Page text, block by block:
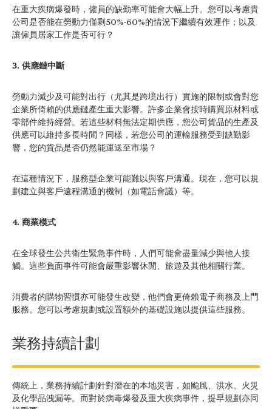
在重大疾病爆發時，僱員的缺勤率可能會大幅上升。您可以考慮貴
公司是否能在勞動力僅剩50%-60%的情況下繼續有效運作；以及
讓僱員居家工作是否可行？
3. 供應鏈中斷
勞動力減少及可能對出行（尤其是跨境出行）實施的限制或會對您
企業所倚賴的供應鏈產生重大影響。許多企業會按時購買原材料或
零部件維持經營。若這些材料無法定期供應，您公司貨品的生產及
供應可以維持多長時間？同樣，若您公司的運輸服務受到缺勤影
響，您的貨品是否仍然能運送至市場？
在這種情況下，服務型企業可能難以與客戶溝通。現在，您可以規
劃建立與客戶遠程溝通的機制（如電話會議）等。
4. 商業模式
在全球發生公共衛生緊急事件時，人們可能會盡量減少與他人接
觸。這些負面事件可能會嚴重影響休閒、旅遊及其他相關行業。
消費者的購物習慣亦可能發生改變，他們會更倚賴電子商務及上門
服務。您可以考慮規劃或設置額外的基礎設施以提供這些服務。
業務持續計劃
傳統上，業務持續計劃針對潛在的本地災害，如颱風、洪水、火災
及化學品洩漏等。而對於病毒爆發及重大疾病事件，提早規劃亦同